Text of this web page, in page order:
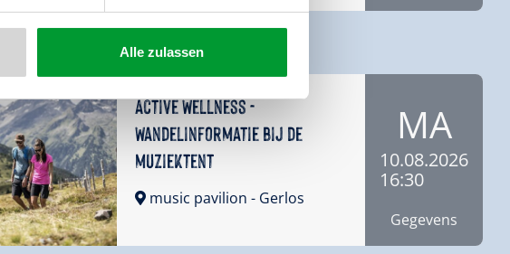
Alle zulassen
Active Wellness -
Wandelinformatie bij de
muziektent
music pavilion - Gerlos
MA
10.08.2026
16:30
Gegevens